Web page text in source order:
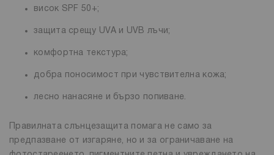
висок SPF 50+;
защита срещу UVA и UVB лъчи;
комфортна текстура;
добра поносимост при чувствителна кожа;
лесно нанасяне и бързо попиване.
Правилната слънцезащита помага не само за
предпазване от изгаряне, но и за ограничаване на